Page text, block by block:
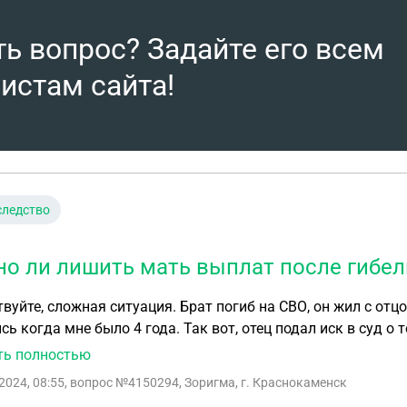
вопрос? Задайте его всем
сайта!
ли лишить мать выплат после
сложная ситуация. Брат погиб на СВО, он жил с
когда мне было 4 года. Так вот, отец подал иск в суд
не интересовалась жизнью брата, и не
ему все отдала, все эти выплаты. Скажите пожалуйста
полностью
08:55, вопрос №4150294, Зоригма, г. Краснокаменск